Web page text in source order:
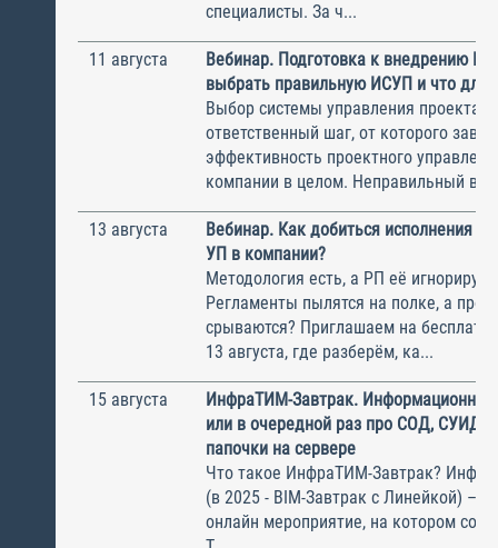
специалисты. За ч...
11 августа
Вебинар. Подготовка к внедрению
выбрать правильную ИСУП и что для
Выбор системы управления
ответственный шаг, от которого
эффективность проектного
компании в целом. Неправильный
13 августа
Вебинар. Как добиться исполнения
УП в компании?
Методология есть, а РП её
Регламенты пылятся на полке, а
срываются? Приглашаем на
13 августа, где разберём, ка...
15 августа
ИнфраТИМ-Завтрак.
или в очередной раз про СОД, СУИД и
папочки на сервере
Что такое ИнфраТИМ-Завтрак?
(в 2025 - BIM-Завтрак с Линейкой) –
онлайн мероприятие, на котором